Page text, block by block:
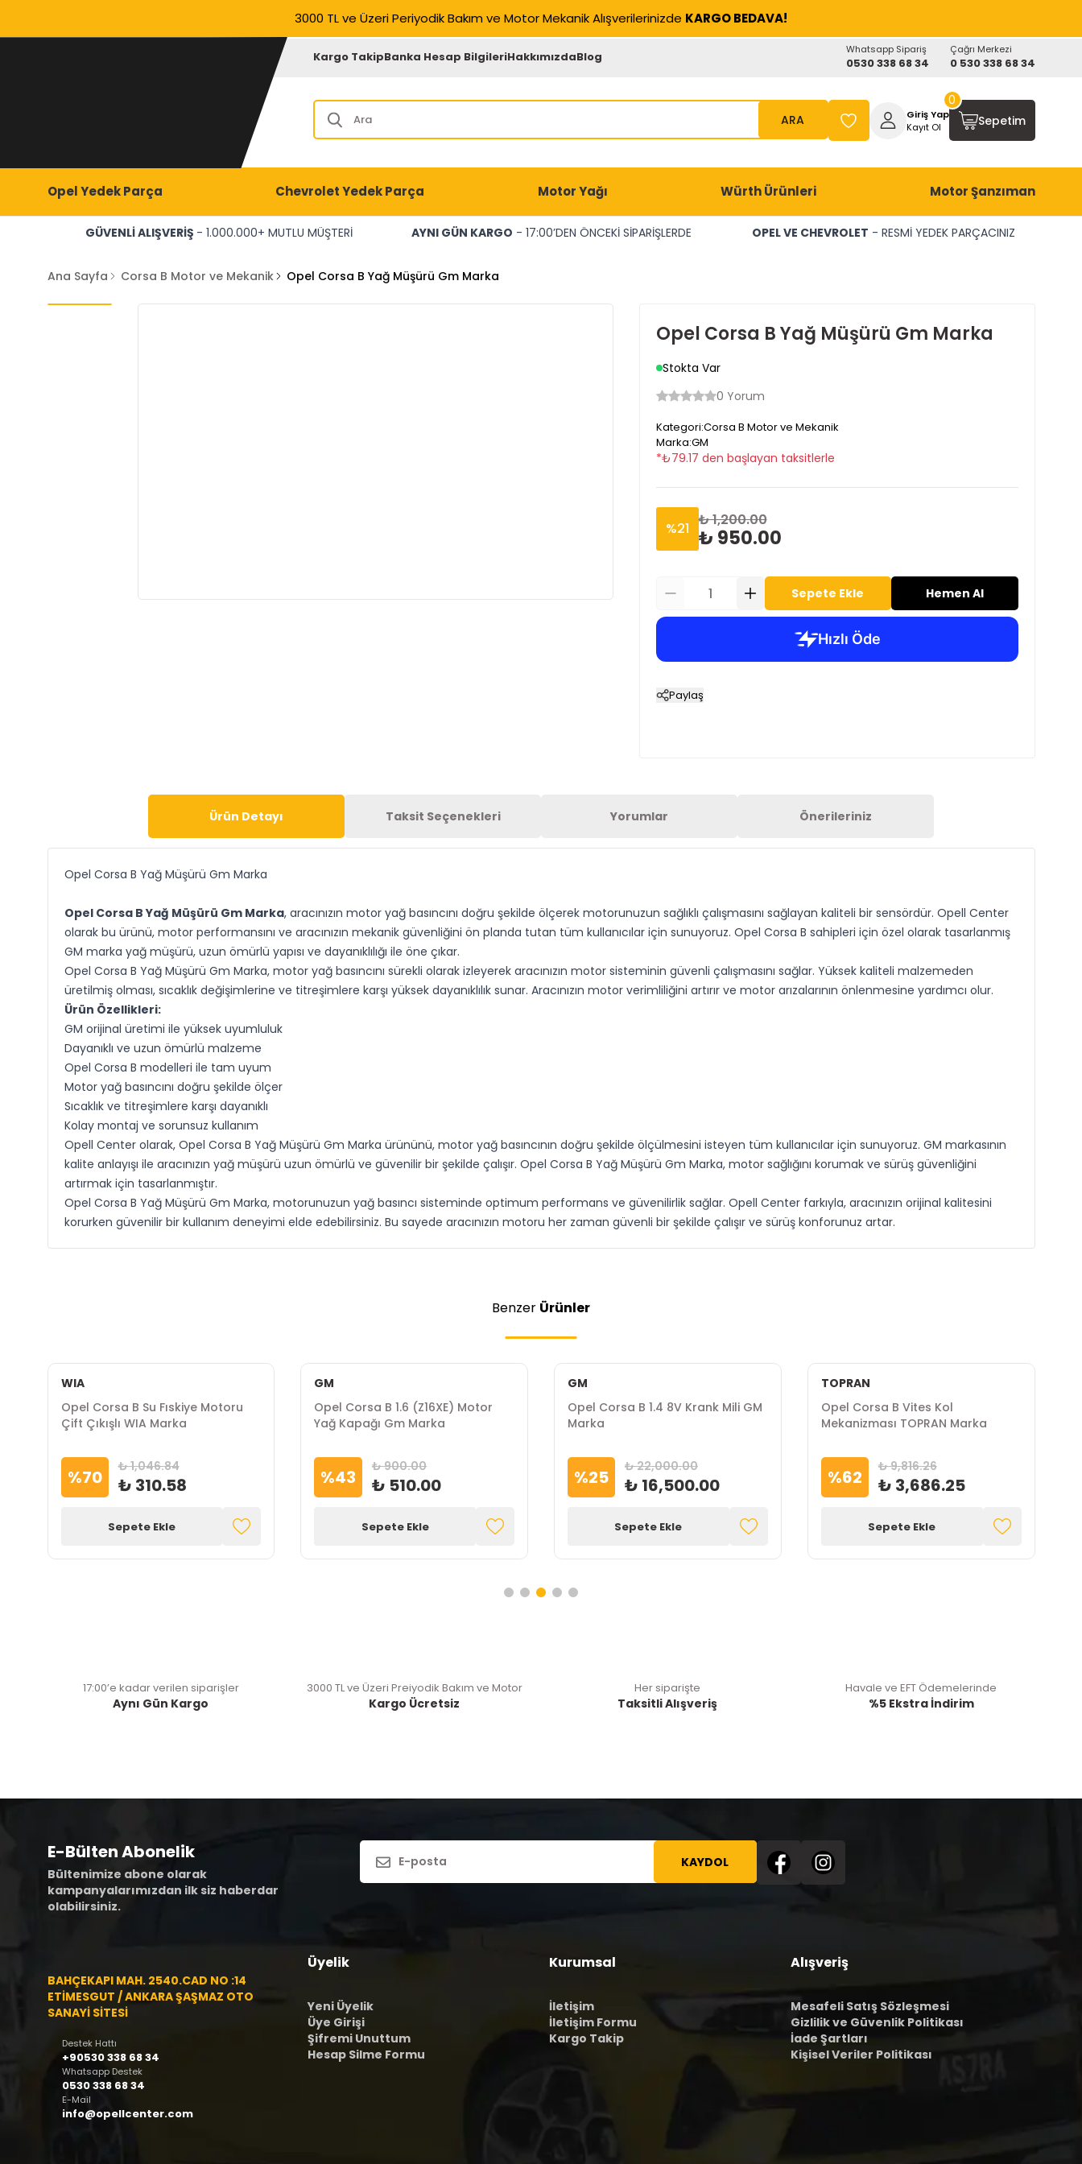
3000 TL ve Üzeri Periyodik Bakım ve Motor Mekanik Alışverilerinizde KARGO BEDAVA!
Kargo TakipBanka Hesap BilgileriHakkımızdaBlog Whatsapp Sipariş
0530 338 68 34
Çağrı Merkezi
0 530 338 68 34
ARA
Giriş Yap
Kayıt Ol
Sepetim
0
Opel Yedek Parça Chevrolet Yedek Parça Motor Yağı Würth Ürünleri Motor Şanzıman
GÜVENLİ ALIŞVERİŞ - 1.000.000+ MUTLU MÜŞTERİ AYNI GÜN KARGO - 17:00’DEN ÖNCEKİ SİPARİŞLERDE OPEL VE CHEVROLET - RESMİ YEDEK PARÇACINIZ
Ana Sayfa Corsa B Motor ve Mekanik Opel Corsa B Yağ Müşürü Gm Marka
Opel Corsa B Yağ Müşürü Gm Marka
Stokta Var
0 Yorum
Kategori:Corsa B Motor ve Mekanik
Marka:GM
*₺79.17 den başlayan taksitlerle
%21 ₺ 1,200.00
₺ 950.00
Sepete Ekle Hemen Al
Paylaş
Ürün Detayı Taksit Seçenekleri Yorumlar Önerileriniz
Opel Corsa B Yağ Müşürü Gm Marka
Opel Corsa B Yağ Müşürü Gm Marka, aracınızın motor yağ basıncını doğru şekilde ölçerek motorunuzun sağlıklı çalışmasını sağlayan kaliteli bir sensördür. Opell Center
olarak bu ürünü, motor performansını ve aracınızın mekanik güvenliğini ön planda tutan tüm kullanıcılar için sunuyoruz. Opel Corsa B sahipleri için özel olarak tasarlanmış
GM marka yağ müşürü, uzun ömürlü yapısı ve dayanıklılığı ile öne çıkar.
Opel Corsa B Yağ Müşürü Gm Marka, motor yağ basıncını sürekli olarak izleyerek aracınızın motor sisteminin güvenli çalışmasını sağlar. Yüksek kaliteli malzemeden
üretilmiş olması, sıcaklık değişimlerine ve titreşimlere karşı yüksek dayanıklılık sunar. Aracınızın motor verimliliğini artırır ve motor arızalarının önlenmesine yardımcı olur.
Ürün Özellikleri:
GM orijinal üretimi ile yüksek uyumluluk
Dayanıklı ve uzun ömürlü malzeme
Opel Corsa B modelleri ile tam uyum
Motor yağ basıncını doğru şekilde ölçer
Sıcaklık ve titreşimlere karşı dayanıklı
Kolay montaj ve sorunsuz kullanım
Opell Center olarak, Opel Corsa B Yağ Müşürü Gm Marka ürününü, motor yağ basıncının doğru şekilde ölçülmesini isteyen tüm kullanıcılar için sunuyoruz. GM markasının
kalite anlayışı ile aracınızın yağ müşürü uzun ömürlü ve güvenilir bir şekilde çalışır. Opel Corsa B Yağ Müşürü Gm Marka, motor sağlığını korumak ve sürüş güvenliğini
artırmak için tasarlanmıştır.
Opel Corsa B Yağ Müşürü Gm Marka, motorunuzun yağ basıncı sisteminde optimum performans ve güvenilirlik sağlar. Opell Center farkıyla, aracınızın orijinal kalitesini
korurken güvenilir bir kullanım deneyimi elde edebilirsiniz. Bu sayede aracınızın motoru her zaman güvenli bir şekilde çalışır ve sürüş konforunuz artar.
Benzer Ürünler
WIA
Opel Corsa B Su Fıskiye Motoru
Çift Çıkışlı WIA Marka
%70 ₺ 1,046.84
₺ 310.58
Sepete Ekle
GM
Opel Corsa B 1.6 (Z16XE) Motor
Yağ Kapağı Gm Marka
%43 ₺ 900.00
₺ 510.00
Sepete Ekle
GM
Opel Corsa B 1.4 8V Krank Mili GM
Marka
%25 ₺ 22,000.00
₺ 16,500.00
Sepete Ekle
TOPRAN
Opel Corsa B Vites Kol
Mekanizması TOPRAN Marka
%62 ₺ 9,816.26
₺ 3,686.25
Sepete Ekle
17:00’e kadar verilen siparişler
Aynı Gün Kargo
3000 TL ve Üzeri Preiyodik Bakım ve Motor
Kargo Ücretsiz
Her siparişte
Taksitli Alışveriş
Havale ve EFT Ödemelerinde
%5 Ekstra İndirim
E-Bülten Abonelik
Bültenimize abone olarak
kampanyalarımızdan ilk siz haberdar
olabilirsiniz.
KAYDOL
BAHÇEKAPI MAH. 2540.CAD NO :14
ETİMESGUT / ANKARA ŞAŞMAZ OTO
SANAYİ SİTESİ
Destek Hattı
+90530 338 68 34
Whatsapp Destek
0530 338 68 34
E-Mail
info@opellcenter.com
Üyelik
Yeni Üyelik
Üye Girişi
Şifremi Unuttum
Hesap Silme Formu
Kurumsal
İletişim
İletişim Formu
Kargo Takip
Alışveriş
Mesafeli Satış Sözleşmesi
Gizlilik ve Güvenlik Politikası
İade Şartları
Kişisel Veriler Politikası